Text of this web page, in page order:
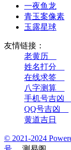
一夜鱼龙
青玉案像素
玉露星球
友情链接：
老黄历__
姓名打分__
在线求签__
八字测算__
手机号吉凶__
QQ号吉凶__
黄道吉日
© 2021-2024